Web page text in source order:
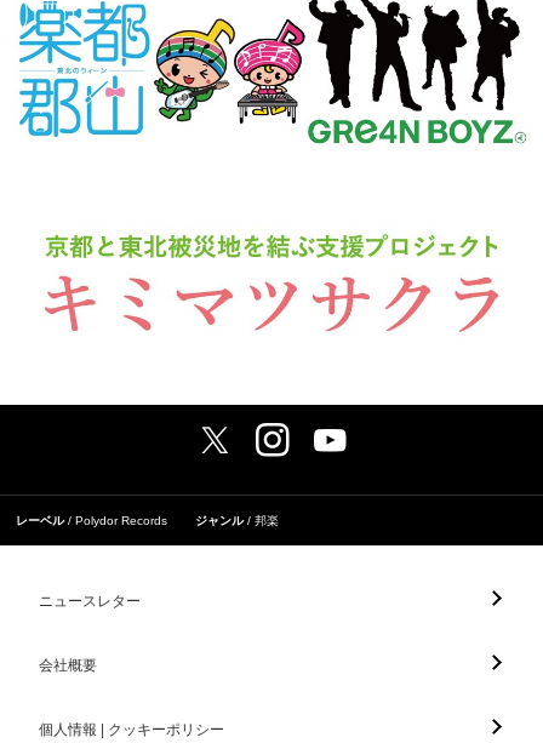
レーベル Polydor Records ジャンル 邦楽
ニュースレター
会社概要
個人情報 | クッキーポリシー